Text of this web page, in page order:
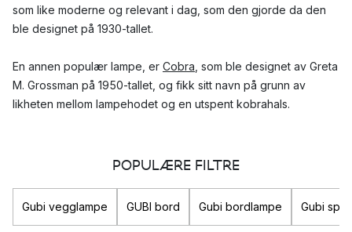
som like moderne og relevant i dag, som den gjorde da den
ble designet på 1930-tallet.
En annen populær lampe, er Cobra , som ble designet av Greta
M. Grossman på 1950-tallet, og fikk sitt navn på grunn av
likheten mellom lampehodet og en utspent kobrahals.
for sine unike og nytenkende design.
Hvilke produkter fra GUBI er mest populære?
POPULÆRE FILTRE
Gubi vegglampe GUBI bord Gubi bordlampe Gubi speil